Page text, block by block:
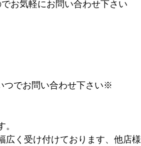
お気軽にお問い合わせ下さい
つでお問い合わせ下さい※
広く受け付けております、他店様